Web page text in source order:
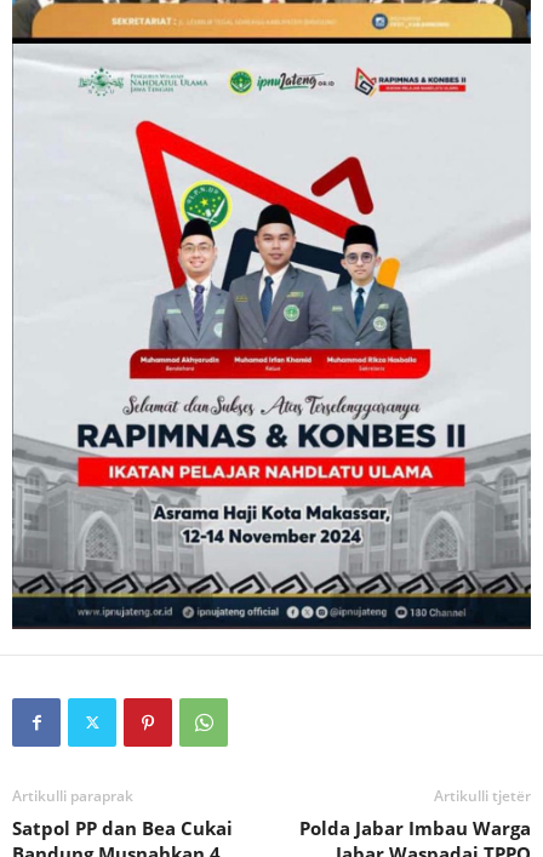
Artikulli paraprak
Satpol PP dan Bea Cukai
Artikulli tjetër
Polda Jabar Imbau Warga